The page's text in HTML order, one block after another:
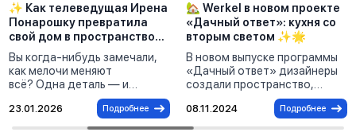
✨ Как телеведущая Ирена
Понарошку превратила
свой дом в пространство
мечты с помощью Werkel
Вы когда-нибудь замечали,
как мелочи меняют
всё? Одна деталь — и
интерьер заиграет по-
новому. Именно так
случилось с Иреной
23.01.2026 Подробнее
🏡 Werkel в новом проекте
«Дачный ответ»: кухня со
вторым светом ✨🌟
В новом выпуске программы
«Дачный ответ» дизайнеры
создали пространство,
пропитанное любовью —
любовью героев друг к другу
и их новому дому. Задача
08.11.2024 Подробнее